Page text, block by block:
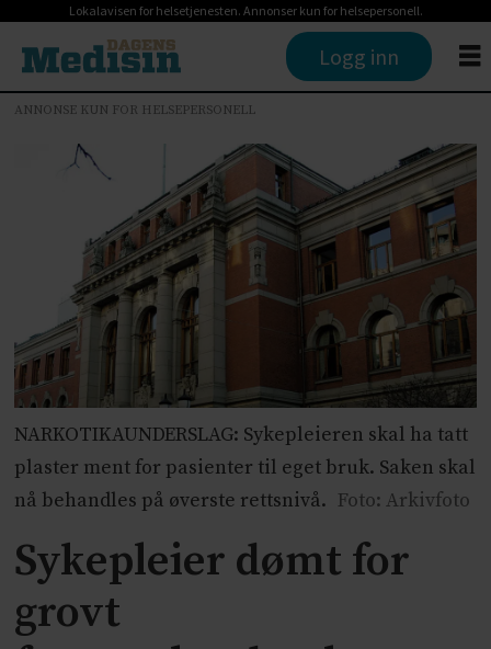
Lokalavisen for helsetjenesten. Annonser kun for helsepersonell.
Logg inn
ANNONSE KUN FOR HELSEPERSONELL
NARKOTIKAUNDERSLAG: Sykepleieren skal ha tatt
plaster ment for pasienter til eget bruk. Saken skal
nå behandles på øverste rettsnivå. Foto: Arkivfoto
Sykepleier dømt for
grovt